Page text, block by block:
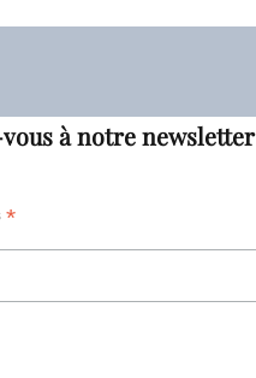
à notre newsletter
*